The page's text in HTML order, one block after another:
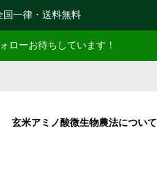
国一律・送料無料
ローお待ちしています！
玄米アミノ酸微生物農法について